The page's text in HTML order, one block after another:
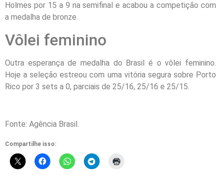
Holmes por 15 a 9 na semifinal e acabou a competição com
a medalha de bronze.
Vôlei feminino
Outra esperança de medalha do Brasil é o vôlei feminino.
Hoje a seleção estreou com uma vitória segura sobre Porto
Rico por 3 sets a 0, parciais de 25/16, 25/16 e 25/15.
Fonte: Agência Brasil.
Compartilhe isso: